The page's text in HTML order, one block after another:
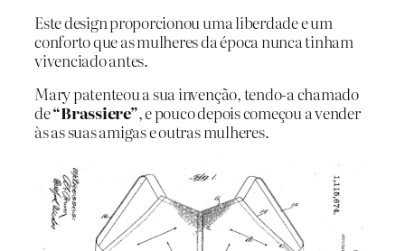
Este design proporcionou uma liberdade e um
conforto que as mulheres da época nunca tinham
vivenciado antes.
Mary patenteou a sua invenção, tendo-a chamado
de“Brassiere”, e pouco depois começou a vender
às as suas amigas e outras mulheres.